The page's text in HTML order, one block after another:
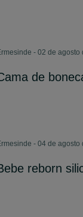
- 02 de agosto
de
- 04 de agosto
reborn